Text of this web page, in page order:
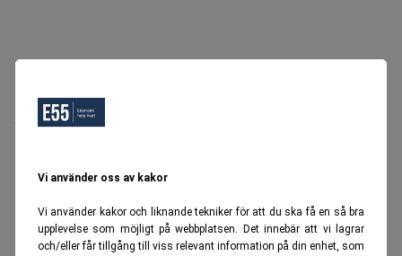
Vi använder oss av kakor
Vi använder kakor och liknande tekniker för att du ska få en så bra
upplevelse som möjligt på webbplatsen. Det innebär att vi lagrar
och/eller får tillgång till viss relevant information på din enhet, som
Oops, Ett fel inträffade.